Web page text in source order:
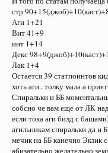
вул скарф-райдр
тидалы-ферус/матир/антик
кольца с мантисом/тароу
розарьки с аликами/хайдом/
сайн
Спираль по сути не
по 90% всех синхов, и так
бьет снипа спиралью? при
будешь продолжать
пс: все шо те остальные
слона.
стр
Аги 1+21
Вит 41+9
инт 1+14
Декс
Лак 1+4
Остается 39 статпоинтов
хоть аги.. толку мала а
Спиральки и ББ
собсно че вам еще от ЛК
если тока аги билд с
агильникам спиральки да и
мечик на ББ канечно Экзик
абизательно желательно